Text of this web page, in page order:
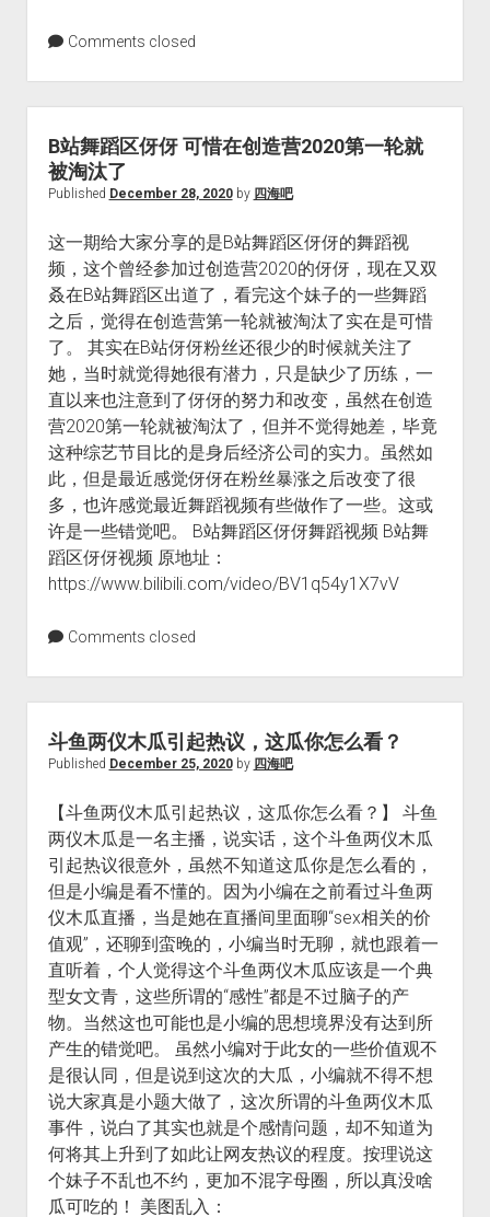
Comments closed
B站舞蹈区伢伢 可惜在创造营2020第一轮就
被淘汰了
Published December 28, 2020by 四海吧
这一期给大家分享的是B站舞蹈区伢伢的舞蹈视
频，这个曾经参加过创造营2020的伢伢，现在又双
叒在B站舞蹈区出道了，看完这个妹子的一些舞蹈
之后，觉得在创造营第一轮就被淘汰了实在是可惜
了。 其实在B站伢伢粉丝还很少的时候就关注了
她，当时就觉得她很有潜力，只是缺少了历练，一
直以来也注意到了伢伢的努力和改变，虽然在创造
营2020第一轮就被淘汰了，但并不觉得她差，毕竟
这种综艺节目比的是身后经济公司的实力。虽然如
此，但是最近感觉伢伢在粉丝暴涨之后改变了很
多，也许感觉最近舞蹈视频有些做作了一些。这或
许是一些错觉吧。 B站舞蹈区伢伢舞蹈视频 B站舞
蹈区伢伢视频 原地址：
https://www.bilibili.com/video/BV1q54y1X7vV
Comments closed
斗鱼两仪木瓜引起热议，这瓜你怎么看？
Published December 25, 2020by 四海吧
【斗鱼两仪木瓜引起热议，这瓜你怎么看？】 斗鱼
两仪木瓜是一名主播，说实话，这个斗鱼两仪木瓜
引起热议很意外，虽然不知道这瓜你是怎么看的，
但是小编是看不懂的。因为小编在之前看过斗鱼两
仪木瓜直播，当是她在直播间里面聊“sex相关的价
值观”，还聊到蛮晚的，小编当时无聊，就也跟着一
直听着，个人觉得这个斗鱼两仪木瓜应该是一个典
型女文青，这些所谓的“感性”都是不过脑子的产
物。当然这也可能也是小编的思想境界没有达到所
产生的错觉吧。 虽然小编对于此女的一些价值观不
是很认同，但是说到这次的大瓜，小编就不得不想
说大家真是小题大做了，这次所谓的斗鱼两仪木瓜
事件，说白了其实也就是个感情问题，却不知道为
何将其上升到了如此让网友热议的程度。按理说这
个妹子不乱也不约，更加不混字母圈，所以真没啥
瓜可吃的！ 美图乱入：